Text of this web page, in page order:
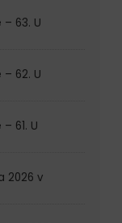
63. U
62. U
61. U
2026 v